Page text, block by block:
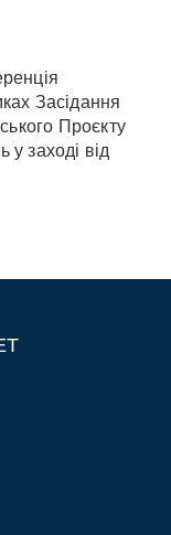
Засідання
Проєкту
у заході від